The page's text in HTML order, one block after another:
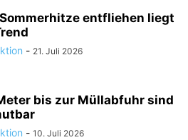
entfliehen liegt
- 21. Juli 2026
bis zur Müllabfuhr sind
- 10. Juli 2026